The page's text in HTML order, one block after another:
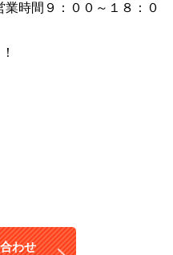
時間９：００～１８：０
わせ